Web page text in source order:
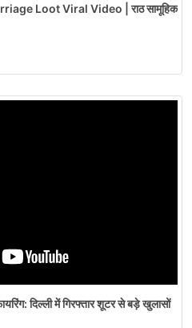
Loot Viral Video | राठ सामूहिक
दिल्ली में गिरफ्तार शूटर से बड़े खुलासों